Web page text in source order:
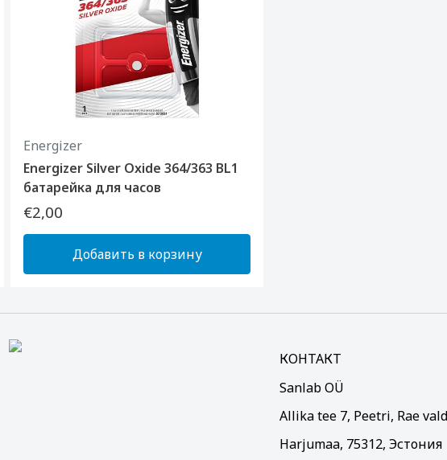
Energizer
Energizer Silver Oxide 364/363 BL1
батарейка для часов
€2,00
Добавить в корзину
КОНТАКТ
Sanlab OÜ
Allika tee 7, Peetri, Rae vald
Harjumaa, 75312, Эстония